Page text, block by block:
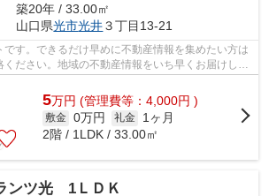
築20年 / 33.00㎡
山口県光市光井３丁目13-21
です。できるだけ早めに不動産情報を集めたい方は
ください。地域の不動産情報をいち早くお届けしま
5万円 (管理費等：4,000円 )
敷金 0万円 礼金
1ヶ月
2階 / 1LDK / 33.00㎡
ンツ光 1ＬＤＫ